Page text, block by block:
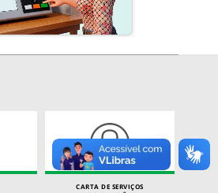
CARTA DE SERVIÇOS